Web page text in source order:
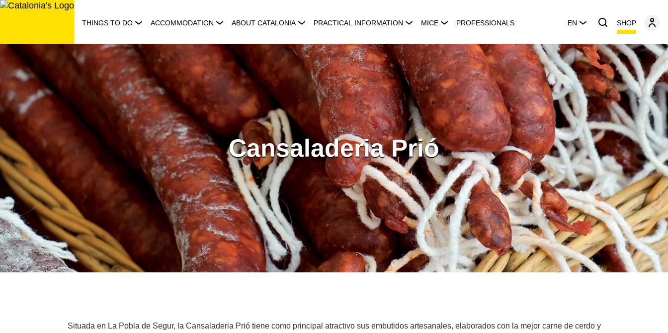
Skip
THINGS TO DO ACCOMMODATION ABOUT CATALONIA PRACTICAL INFORMATION MICE PROFESSIONALS EN SHOP
Cansaladeria Prió
Situada en La Pobla de Segur, la Cansaladeria Prió tiene como principal atractivo sus embutidos artesanales, elaborados con la mejor carne de cerdo y